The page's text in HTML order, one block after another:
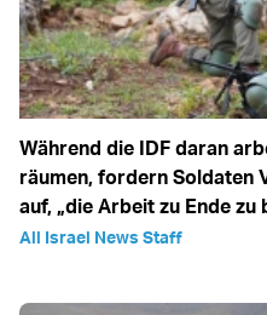
Während die IDF daran
räumen, fordern Soldaten
auf, „die Arbeit zu Ende zu
All Israel News Staff